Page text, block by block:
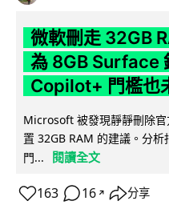
微軟刪走 32GB
為 8GB Surface
Copilot+ 門檻也
Microsoft 被發現靜靜刪除
置 32GB RAM 的建議。分
門...
閱讀全文
163 16 ↗ 分享